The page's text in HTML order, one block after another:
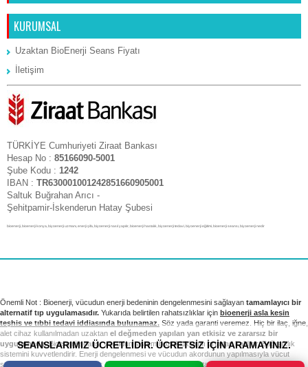
KURUMSAL
Uzaktan BioEnerji Seans Fiyatı
İletişim
TÜRKİYE Cumhuriyeti Ziraat Bankası
Hesap No : 85166090-5001
Şube Kodu : 1242
IBAN : TR630001001242851660905001
Saltuk Buğrahan Arıcı -
Şehitpamir-İskenderun Hatay Şubesi
bioenerji, bioenerji konya, biyoenerji uzmanı, enerji şifa, biyoenerji nasıl yapılır, bioenerji hastalık, biyoenerji tedavi, biyoenerji eğitimi, bioenerji seansı, biyoenerji nedir
SEANSLARIMIZ ÜCRETLİDİR. ÜCRETSİZ İÇİN ARAMAYINIZ.
Önemli Not : Bioenerji, vücudun enerji bedeninin dengelenmesini sağlayan tamamlayıcı bir
alternatif tıp uygulamasıdır. Yukarıda belirtilen rahatsızlıklar için bioenerji asla kesin
teşhis ve tıbbi tedavi iddiasında bulunamaz. Söz yada garanti veremez. Hiç bir ilaç, iğne,
alet cihaz kullanılmadan uzaktan el değmeden yapılan yan etkisiz ve zararsız bir
uygulamadır.Bioenerji seansı vücudun sistem bozukluklarını ortadan kaldırır. Bağışıklık
sistemini kuvvetlendirir. Enerji dengelenmesi ve vücudun akordunun yapılmasıyla vücut
sağlıklı sistemini yeniden kurar. Tıbbi tedavi ve kontrollerinizi takip etmek sizin